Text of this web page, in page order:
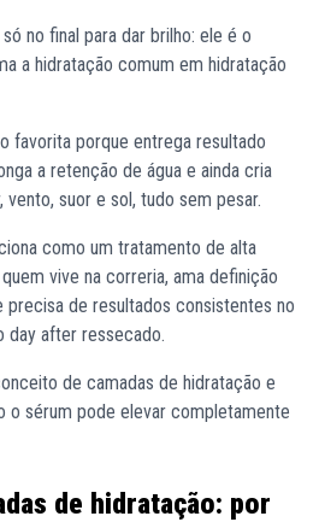
no final para dar brilho: ele é o
a hidratação comum em hidratação
favorita porque entrega resultado
a retenção de água e ainda cria
suor e sol, tudo sem pesar.
como um tratamento de alta
vive na correria, ama definição
precisa de resultados consistentes no
day after ressecado.
de camadas de hidratação e
o sérum pode elevar completamente
de hidratação: por